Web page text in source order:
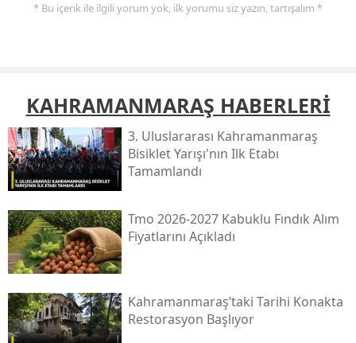
* Bu içerik ile ilgili yorum yok, ilk yorumu siz yazın, tartışalım *
KAHRAMANMARAŞ HABERLERİ
3. Uluslararası Kahramanmaraş
Bisiklet Yarışı'nın Ilk Etabı
Tamamlandı
Tmo 2026-2027 Kabuklu Fındık Alım
Fiyatlarını Açıkladı
Kahramanmaraş’taki Tarihi Konakta
Restorasyon Başlıyor